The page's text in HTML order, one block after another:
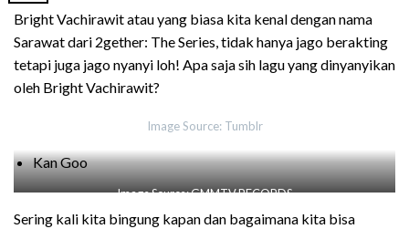
Bright Vachirawit atau yang biasa kita kenal dengan nama
Sarawat dari 2gether: The Series, tidak hanya jago berakting
tetapi juga jago nyanyi loh! Apa saja sih lagu yang dinyanyikan
oleh Bright Vachirawit?
Image Source: Tumblr
Kan Goo
Image Source: GMMTV RECORDS
Sering kali kita bingung kapan dan bagaimana kita bisa